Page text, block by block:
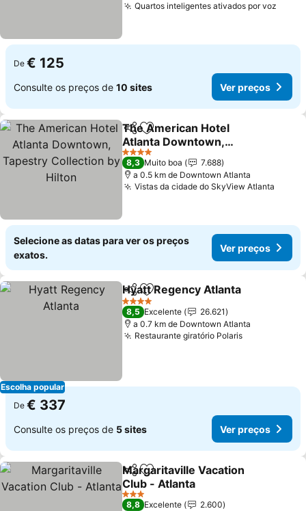
Quartos inteligentes ativados por voz
De € 125
Consulte os preços de 10 sites Ver preços
PartilharAdicionar aos favoritos
The American Hotel
Atlanta Downtown,
Tapestry Collection by
Hilton
Ver preços
4 Estrelas
8,3 Muito boa
7.688
a 0.5 km de Downtown Atlanta
Vistas da cidade do SkyView Atlanta
Selecione as datas para ver os preços
exatos.
Ver preços
Escolha popular
PartilharAdicionar aos favoritos
Hyatt Regency Atlanta
4 Estrelas
8,5 Excelente
26.621
a 0.7 km de Downtown Atlanta
Restaurante giratório PolarisVer preços
De € 337
Consulte os preços de 5 sites Ver preços
PartilharAdicionar aos favoritos
Margaritaville Vacation
Club - Atlanta
Ver preços
3 Estrelas
8,8 Excelente
2.600